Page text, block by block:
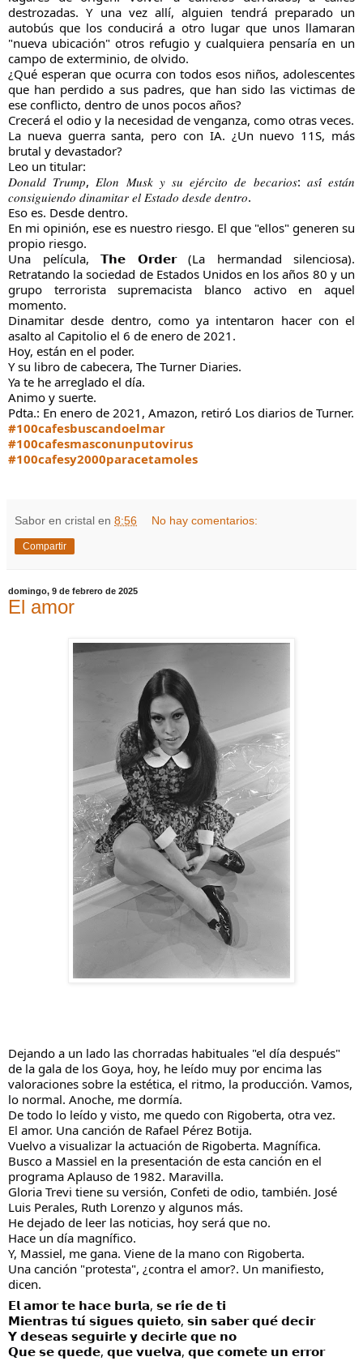
destrozadas. Y una vez allí, alguien tendrá preparado un
autobús que los conducirá a otro lugar que unos llamaran
"nueva ubicación" otros refugio y cualquiera pensaría en un
campo de exterminio, de olvido.
¿Qué esperan que ocurra con todos esos niños, adolescentes
que han perdido a sus padres, que han sido las victimas de
ese conflicto, dentro de unos pocos años?
Crecerá el odio y la necesidad de venganza, como otras veces.
La nueva guerra santa, pero con IA. ¿Un nuevo 11S, más
brutal y devastador?
Leo un titular:
𝐷𝑜𝑛𝑎𝑙𝑑 𝑇𝑟𝑢𝑚𝑝, 𝐸𝑙𝑜𝑛 𝑀𝑢𝑠𝑘 𝑦 𝑠𝑢 𝑒𝑗𝑒́𝑟𝑐𝑖𝑡𝑜 𝑑𝑒 𝑏𝑒𝑐𝑎𝑟𝑖𝑜𝑠: 𝑎𝑠𝑖́ 𝑒𝑠𝑡𝑎́𝑛
𝑐𝑜𝑛𝑠𝑖𝑔𝑢𝑖𝑒𝑛𝑑𝑜 𝑑𝑖𝑛𝑎𝑚𝑖𝑡𝑎𝑟 𝑒𝑙 𝐸𝑠𝑡𝑎𝑑𝑜 𝑑𝑒𝑠𝑑𝑒 𝑑𝑒𝑛𝑡𝑟𝑜.
Eso es. Desde dentro.
En mi opinión, ese es nuestro riesgo. El que "ellos" generen su
propio riesgo.
Una película, 𝗧𝗵𝗲 𝗢𝗿𝗱𝗲𝗿 (La hermandad silenciosa).
Retratando la sociedad de Estados Unidos en los años 80 y un
grupo terrorista supremacista blanco activo en aquel
momento.
Dinamitar desde dentro, como ya intentaron hacer con el
asalto al Capitolio el 6 de enero de 2021.
Hoy, están en el poder.
Y su libro de cabecera, The Turner Diaries.
Ya te he arreglado el día.
Animo y suerte.
Pdta.: En enero de 2021, Amazon, retiró Los diarios de Turner.
#100cafesbuscandoelmar
#100cafesmasconunputovirus
#100cafesy2000paracetamoles
Sabor en cristal en 8:56 No hay comentarios:
Compartir
domingo, 9 de febrero de 2025
El amor
Dejando a un lado las chorradas habituales "el día después"
de la gala de los Goya, hoy, he leído muy por encima las
valoraciones sobre la estética, el ritmo, la producción. Vamos,
lo normal. Anoche, me dormía.
De todo lo leído y visto, me quedo con Rigoberta, otra vez.
El amor. Una canción de Rafael Pérez Botija.
Vuelvo a visualizar la actuación de Rigoberta. Magnífica.
Busco a Massiel en la presentación de esta canción en el
programa Aplauso de 1982. Maravilla.
Gloria Trevi tiene su versión, Confeti de odio, también. José
Luis Perales, Ruth Lorenzo y algunos más.
He dejado de leer las noticias, hoy será que no.
Hace un día magnífico.
Y, Massiel, me gana. Viene de la mano con Rigoberta.
Una canción "protesta", ¿contra el amor?. Un manifiesto,
dicen.
𝗘𝗹 𝗮𝗺𝗼𝗿 𝘁𝗲 𝗵𝗮𝗰𝗲 𝗯𝘂𝗿𝗹𝗮, 𝘀𝗲 𝗿𝗶́𝗲 𝗱𝗲 𝘁𝗶
𝗠𝗶𝗲𝗻𝘁𝗿𝗮𝘀 𝘁𝘂́ 𝘀𝗶𝗴𝘂𝗲𝘀 𝗾𝘂𝗶𝗲𝘁𝗼, 𝘀𝗶𝗻 𝘀𝗮𝗯𝗲𝗿 𝗾𝘂𝗲́ 𝗱𝗲𝗰𝗶𝗿
𝗬 𝗱𝗲𝘀𝗲𝗮𝘀 𝘀𝗲𝗴𝘂𝗶𝗿𝗹𝗲 𝘆 𝗱𝗲𝗰𝗶𝗿𝗹𝗲 𝗾𝘂𝗲 𝗻𝗼
𝗤𝘂𝗲 𝘀𝗲 𝗾𝘂𝗲𝗱𝗲, 𝗾𝘂𝗲 𝘃𝘂𝗲𝗹𝘃𝗮, 𝗾𝘂𝗲 𝗰𝗼𝗺𝗲𝘁𝗲 𝘂𝗻 𝗲𝗿𝗿𝗼𝗿